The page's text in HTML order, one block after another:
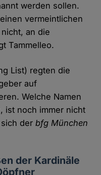
werden sollen.
vermeintlichen
an die
Tammelleo.
List) regten die
auf
Welche Namen
ist noch immer nicht
sich derbfg München
der Kardinäle